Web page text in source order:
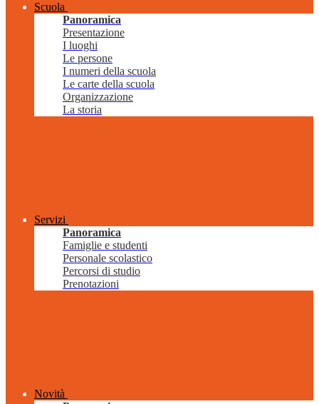
Scuola
Panoramica
Presentazione
I luoghi
Le persone
I numeri della scuola
Le carte della scuola
Organizzazione
La storia
Servizi
Panoramica
Famiglie e studenti
Personale scolastico
Percorsi di studio
Prenotazioni
Novità